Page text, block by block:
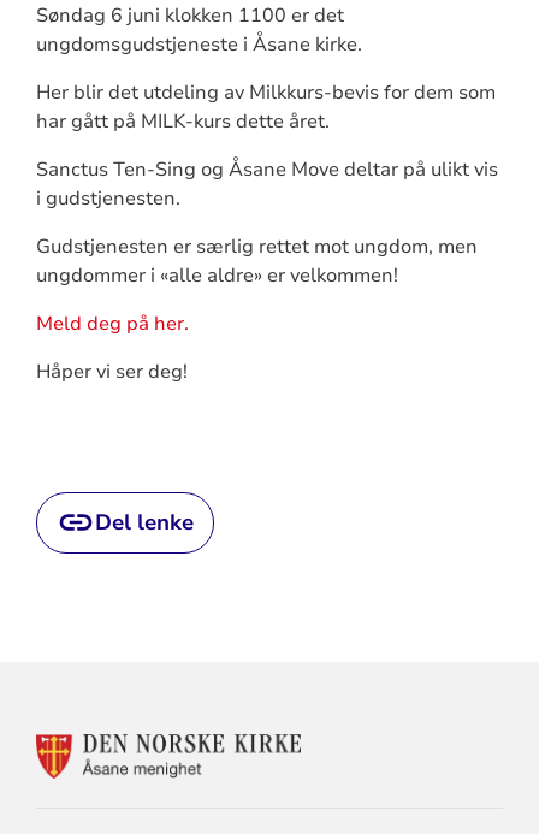
Søndag 6 juni klokken 1100 er det
ungdomsgudstjeneste i Åsane kirke.
Her blir det utdeling av Milkkurs-bevis for dem som
har gått på MILK-kurs dette året.
Sanctus Ten-Sing og Åsane Move deltar på ulikt vis
i gudstjenesten.
Gudstjenesten er særlig rettet mot ungdom, men
ungdommer i «alle aldre» er velkommen!
Meld deg på her.
Håper vi ser deg!
Del lenke
KONTAKTINFORMASJON